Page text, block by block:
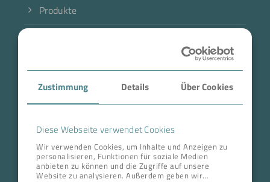
Zustimmung Details Über Cookies
Diese Webseite verwendet Cookies
Wir verwenden Cookies, um Inhalte und Anzeigen zu
personalisieren, Funktionen für soziale Medien
anbieten zu können und die Zugriffe auf unsere
Website zu analysieren. Außerdem geben wir
Produkte
Case Studies
Über BOKELA
Karriere
ANSCHRIFT ZENTRALE